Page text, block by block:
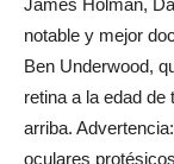
notable y mejor
Ben Underwood,
retina a la edad
arriba.
oculares